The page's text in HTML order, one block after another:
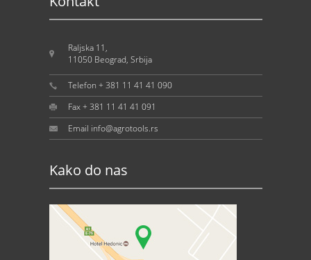
Raljska 11,
11050 Beograd, Srbija
Telefon + 381 11 41 41 090
Fax + 381 11 41 41 091
Email info@agrotools.rs
Kako do nas